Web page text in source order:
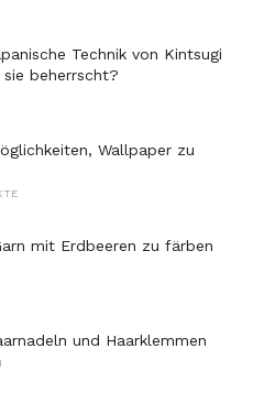
Technik von Kintsugi
beherrscht?
Wallpaper zu
mit Erdbeeren zu färben
und Haarklemmen